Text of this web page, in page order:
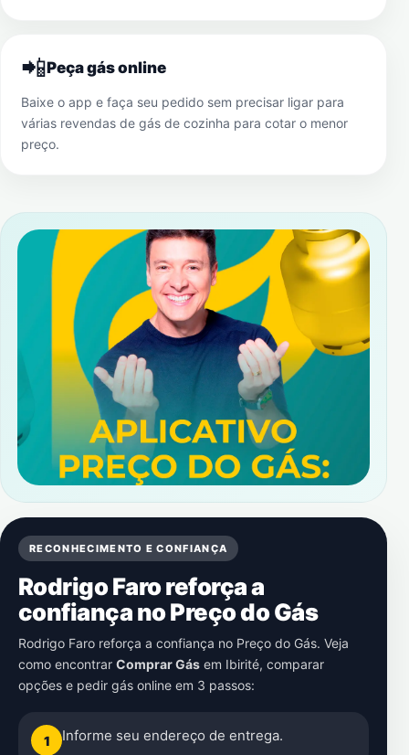
📲Peça gás online
Baixe o app e faça seu pedido sem precisar ligar para
várias revendas de gás de cozinha para cotar o menor
preço.
RECONHECIMENTO E CONFIANÇA
Rodrigo Faro reforça a
confiança no Preço do Gás
Rodrigo Faro reforça a confiança no Preço do Gás. Veja
como encontrar Comprar Gás em Ibirité, comparar
opções e pedir gás online em 3 passos:
1 Informe seu endereço de entrega.